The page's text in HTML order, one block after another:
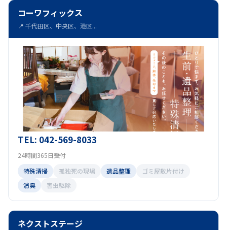
コーワフィックス
📍 千代田区、中央区、港区...
TEL: 042-569-8033
24時間365日受付
特殊清掃
孤独死の現場 遺品整理
ゴミ屋敷片付け
消臭
害虫駆除
ネクストステージ